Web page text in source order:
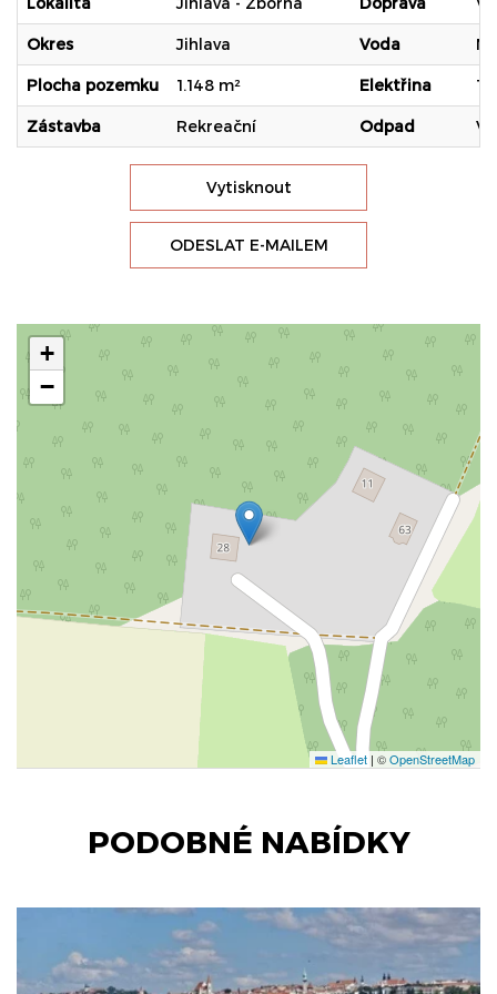
Okres Jihlava Voda
Plocha pozemku 1.148 m² Elektřina
Zástavba Rekreační Odpad
Vytisknout
ODESLAT E-MAILEM
+
−
Leaflet | ©OpenStreetMap
PODOBNÉ NABÍDKY